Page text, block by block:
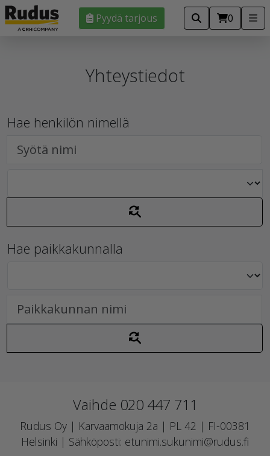
Pyydä tarjous 0
Yhteystiedot
Hae henkilön nimellä
Hae paikkakunnalla
Vaihde 020 447 711
Rudus Oy | Karvaamokuja 2a | PL 42 | FI-00381
Helsinki | Sähköposti: etunimi.sukunimi@rudus.fi